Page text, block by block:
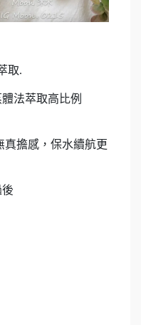
取.
法萃取高比例
真擔感，保水續航更